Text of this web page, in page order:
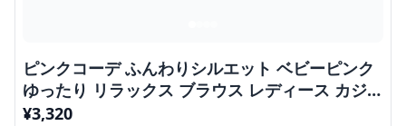
ピンクコーデ ふんわりシルエット ベビーピンク
ゆったり リラックス ブラウス レディース カジュ
アル 羽織りシャツ
¥3,320